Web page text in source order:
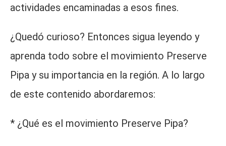
actividades encaminadas a esos fines.
¿Quedó curioso? Entonces sigua leyendo y
aprenda todo sobre el movimiento Preserve
Pipa y su importancia en la región. A lo largo
de este contenido abordaremos:
* ¿Qué es el movimiento Preserve Pipa?